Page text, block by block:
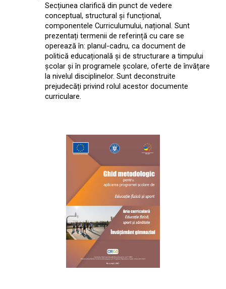
Secțiunea clarifică din punct de vedere
conceptual, structural și funcțional,
componentele Curriculumului, național. Sunt
prezentați termenii de referință cu care se
operează în: planul-cadru, ca document de
politică educațională și de structurare a timpului
școlar și în programele școlare, oferte de învățare
la nivelul disciplinelor. Sunt deconstruite
prejudecăți privind rolul acestor documente
curriculare.